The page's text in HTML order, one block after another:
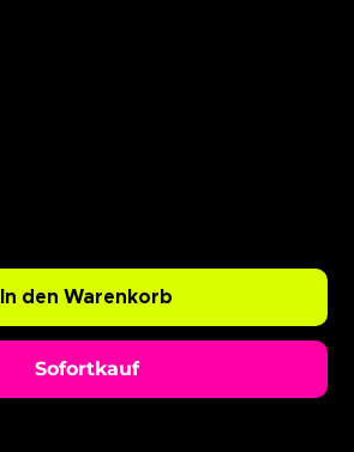
In den Warenkorb
Sofortkauf